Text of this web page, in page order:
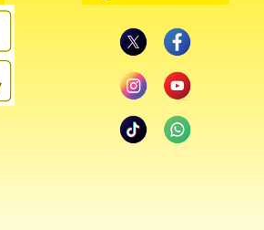
de Atenção Primária à Saúde do
Barreto, os equipamentos
capacidade das unidades de saúde de